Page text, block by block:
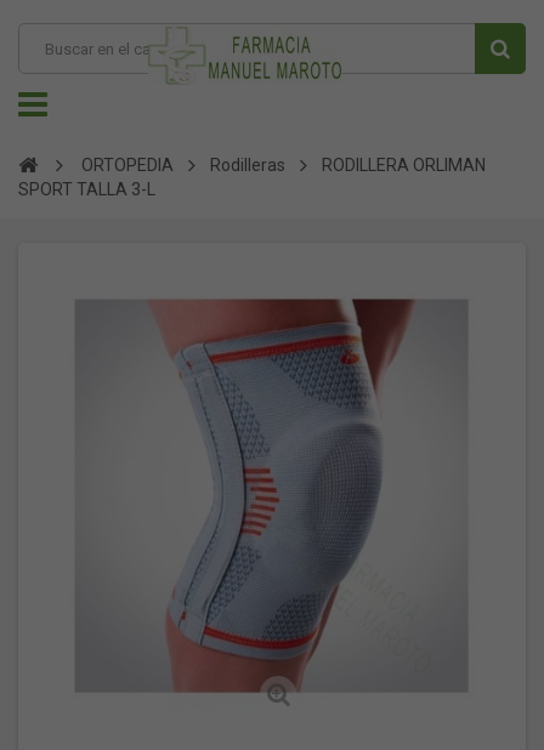
ORTOPEDIA Rodilleras
RODILLERA ORLIMAN
SPORT TALLA 3-L